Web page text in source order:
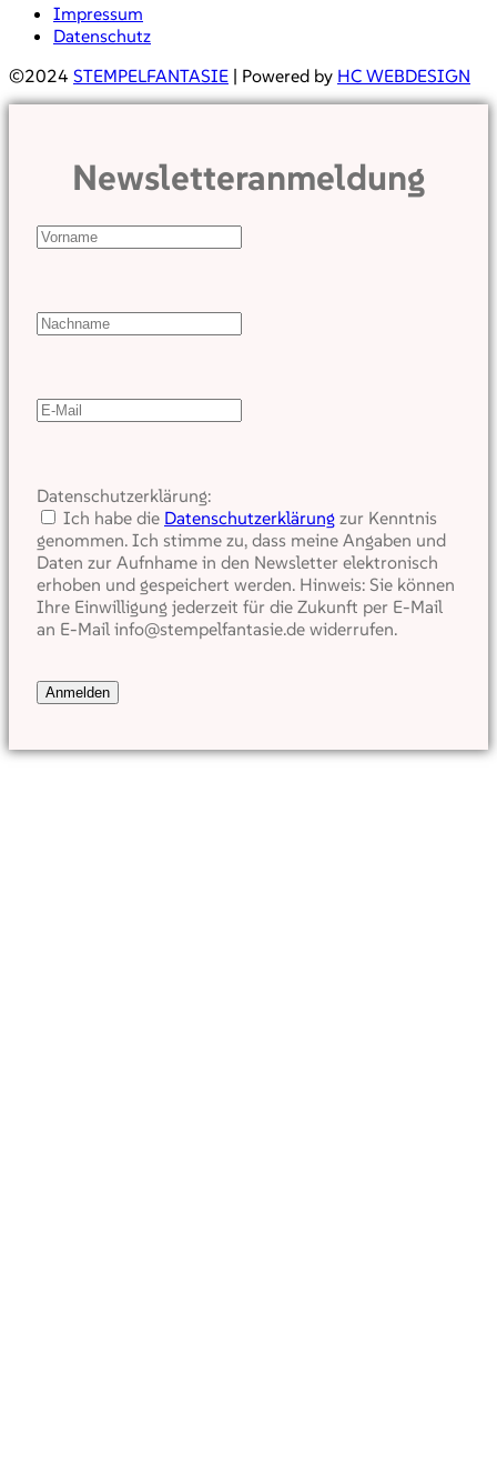
Impressum
Datenschutz
©2024 STEMPELFANTASIE | Powered by HC WEBDESIGN
Newsletteranmeldung
Datenschutzerklärung:
Ich habe die Datenschutzerklärung zur Kenntnis
genommen. Ich stimme zu, dass meine Angaben und
Daten zur Aufnhame in den Newsletter elektronisch
erhoben und gespeichert werden. Hinweis: Sie können
Ihre Einwilligung jederzeit für die Zukunft per E-Mail
an E-Mail info@stempelfantasie.de widerrufen.